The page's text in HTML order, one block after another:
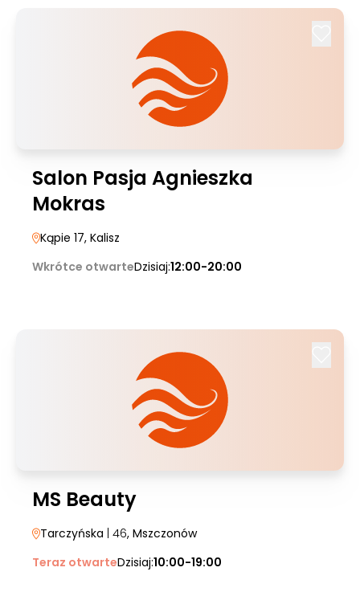
Salon Pasja Agnieszka
Mokras
Kąpie 17, Kalisz
Wkrótce otwarteDzisiaj:12:00-20:00
MS Beauty
Tarczyńska | 46, Mszczonów
Teraz otwarteDzisiaj:10:00-19:00